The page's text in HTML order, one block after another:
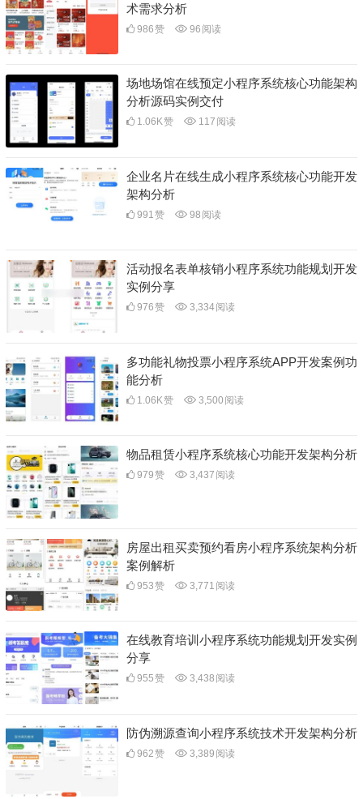
术需求分析
986赞 96 阅读
场地场馆在线预定小程序系统核心功能架构
分析源码实例交付
1.06K赞 117 阅读
企业名片在线生成小程序系统核心功能开发
架构分析
991赞 98 阅读
活动报名表单核销小程序系统功能规划开发
实例分享
976赞 3,334阅读
多功能礼物投票小程序系统APP开发案例功
能分析
1.06K赞 3,500 阅读
物品租赁小程序系统核心功能开发架构分析
979赞 3,437 阅读
房屋出租买卖预约看房小程序系统架构分析
案例解析
953赞 3,771 阅读
在线教育培训小程序系统功能规划开发实例
分享
955赞 3,438 阅读
防伪溯源查询小程序系统技术开发架构分析
962赞 3,389 阅读